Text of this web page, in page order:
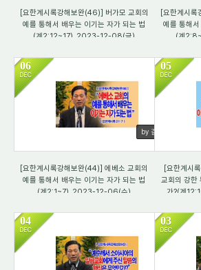
[요한계시록강해보완(46)] 버가모 교회의
예를 통해서 배우는 이기는 자가 되는 법
(계2:12~17)_2023-12-08(금)
[요한계시
예를 통해
(계
06
DEC
by 갈렙
521
[요한계시록강해보완(44)] 에베소 교회의
예를 통해서 배우는 이기는 자가 되는 법
(계2:1~7)_2023-12-06(수)
05
DEC
[요한계시
교회의 강한
가?(계
04
DEC
552
03
DEC
513